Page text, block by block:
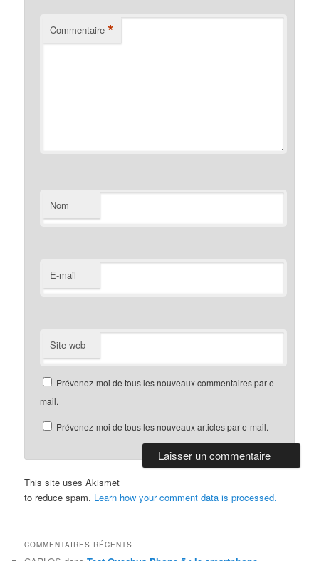
Commentaire *
Nom
E-mail
Site web
Prévenez-moi de tous les nouveaux commentaires par e-
mail.
Prévenez-moi de tous les nouveaux articles par e-mail.
This site uses Akismet
to reduce spam. Learn how your comment data is processed.
COMMENTAIRES RÉCENTS